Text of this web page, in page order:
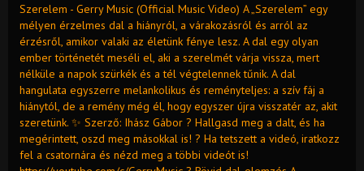
Szerelem - Gerry Music (Official Music Video) A „Szerelem” egy
mélyen érzelmes dal a hiányról, a várakozásról és arról az
érzésről, amikor valaki az életünk fénye lesz. A dal egy olyan
ember történetét meséli el, aki a szerelmét várja vissza, mert
nélküle a napok szürkék és a tél végtelennek tűnik. A dal
hangulata egyszerre melankolikus és reményteljes: a szív fáj a
hiánytól, de a remény még él, hogy egyszer újra visszatér az, akit
szeretünk. ✨ Szerző: Ihász Gábor ? Hallgasd meg a dalt, és ha
megérintett, oszd meg másokkal is! ? Ha tetszett a videó, iratkozz
fel a csatornára és nézd meg a többi videót is!